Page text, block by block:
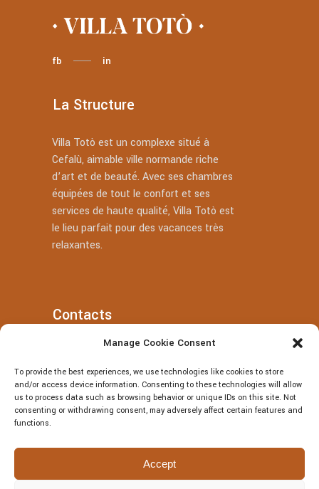
Manage Cookie Consent
To provide the best experiences, we use technologies like cookies to store
and/or access device information. Consenting to these technologies will allow
us to process data such as browsing behavior or unique IDs on this site. Not
consenting or withdrawing consent, may adversely affect certain features and
functions.
Accept
fb in
La Structure
Villa Totò est un complexe situé à
Cefalù, aimable ville normande riche
d’art et de beauté. Avec ses chambres
équipées de tout le confort et ses
services de haute qualité, Villa Totò est
le lieu parfait pour des vacances très
relaxantes.
Contacts
+39 377 318 3700
villatotocefalu@gmail.com
Via Vitaliano Brancati, 50, Cefalù